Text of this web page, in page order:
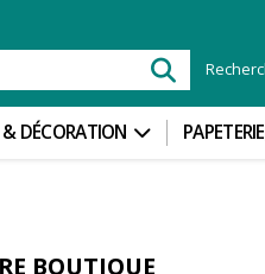
DÉCORATION
BOUTIQUE